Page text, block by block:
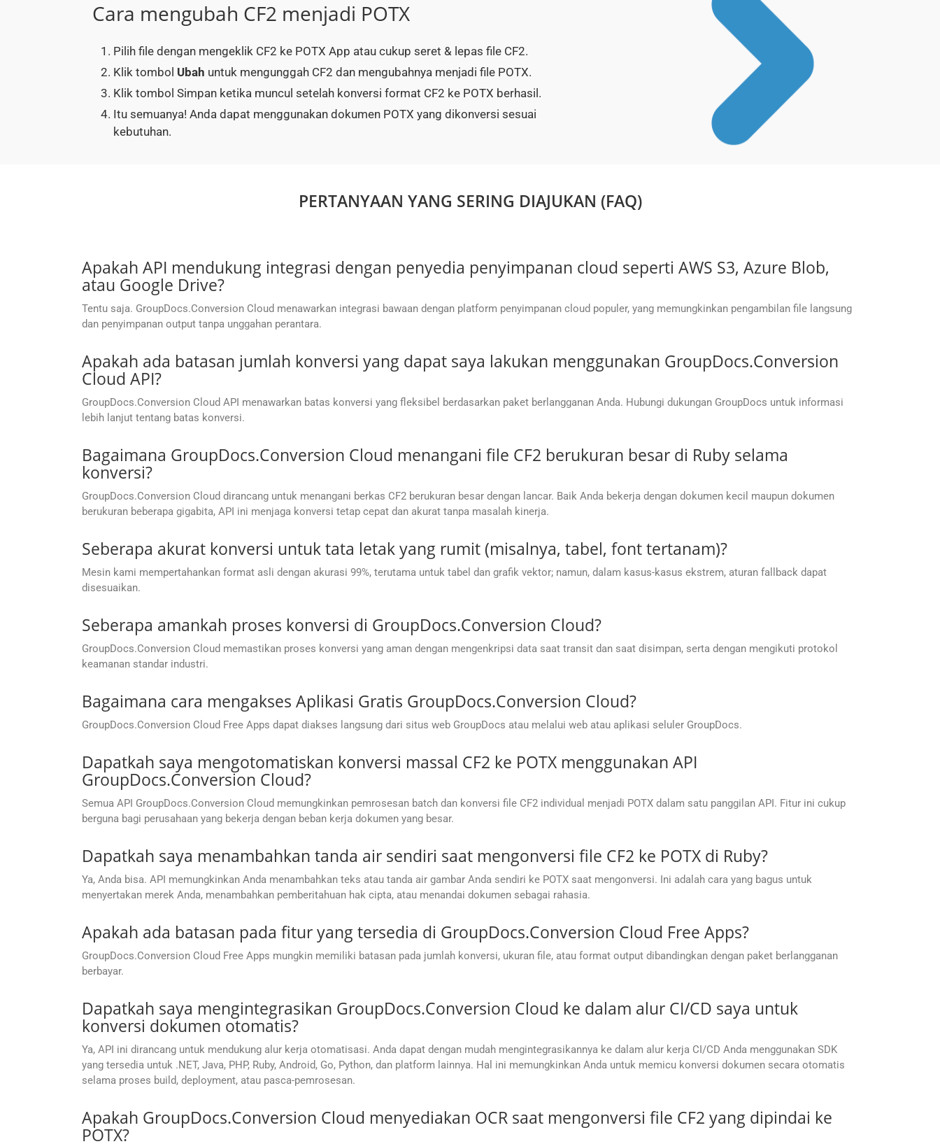
Cara mengubah CF2 menjadi POTX
Pilih file dengan mengeklik CF2 ke POTX App atau cukup seret & lepas file CF2.
Klik tombol Ubah untuk mengunggah CF2 dan mengubahnya menjadi file POTX.
Klik tombol Simpan ketika muncul setelah konversi format CF2 ke POTX berhasil.
Itu semuanya! Anda dapat menggunakan dokumen POTX yang dikonversi sesuai
kebutuhan.
PERTANYAAN YANG SERING DIAJUKAN (FAQ)
Apakah API mendukung integrasi dengan penyedia penyimpanan cloud seperti AWS S3, Azure Blob,
atau Google Drive?
Tentu saja. GroupDocs.Conversion Cloud menawarkan integrasi bawaan dengan platform penyimpanan cloud populer, yang memungkinkan pengambilan file langsung
dan penyimpanan output tanpa unggahan perantara.
Apakah ada batasan jumlah konversi yang dapat saya lakukan menggunakan GroupDocs.Conversion
Cloud API?
GroupDocs.Conversion Cloud API menawarkan batas konversi yang fleksibel berdasarkan paket berlangganan Anda. Hubungi dukungan GroupDocs untuk informasi
lebih lanjut tentang batas konversi.
Bagaimana GroupDocs.Conversion Cloud menangani file CF2 berukuran besar di Ruby selama
konversi?
GroupDocs.Conversion Cloud dirancang untuk menangani berkas CF2 berukuran besar dengan lancar. Baik Anda bekerja dengan dokumen kecil maupun dokumen
berukuran beberapa gigabita, API ini menjaga konversi tetap cepat dan akurat tanpa masalah kinerja.
Seberapa akurat konversi untuk tata letak yang rumit (misalnya, tabel, font tertanam)?
Mesin kami mempertahankan format asli dengan akurasi 99%, terutama untuk tabel dan grafik vektor; namun, dalam kasus-kasus ekstrem, aturan fallback dapat
disesuaikan.
Seberapa amankah proses konversi di GroupDocs.Conversion Cloud?
GroupDocs.Conversion Cloud memastikan proses konversi yang aman dengan mengenkripsi data saat transit dan saat disimpan, serta dengan mengikuti protokol
keamanan standar industri.
Bagaimana cara mengakses Aplikasi Gratis GroupDocs.Conversion Cloud?
GroupDocs.Conversion Cloud Free Apps dapat diakses langsung dari situs web GroupDocs atau melalui web atau aplikasi seluler GroupDocs.
Dapatkah saya mengotomatiskan konversi massal CF2 ke POTX menggunakan API
GroupDocs.Conversion Cloud?
Semua API GroupDocs.Conversion Cloud memungkinkan pemrosesan batch dan konversi file CF2 individual menjadi POTX dalam satu panggilan API. Fitur ini cukup
berguna bagi perusahaan yang bekerja dengan beban kerja dokumen yang besar.
Dapatkah saya menambahkan tanda air sendiri saat mengonversi file CF2 ke POTX di Ruby?
Ya, Anda bisa. API memungkinkan Anda menambahkan teks atau tanda air gambar Anda sendiri ke POTX saat mengonversi. Ini adalah cara yang bagus untuk
menyertakan merek Anda, menambahkan pemberitahuan hak cipta, atau menandai dokumen sebagai rahasia.
Apakah ada batasan pada fitur yang tersedia di GroupDocs.Conversion Cloud Free Apps?
GroupDocs.Conversion Cloud Free Apps mungkin memiliki batasan pada jumlah konversi, ukuran file, atau format output dibandingkan dengan paket berlangganan
berbayar.
Dapatkah saya mengintegrasikan GroupDocs.Conversion Cloud ke dalam alur CI/CD saya untuk
konversi dokumen otomatis?
Ya, API ini dirancang untuk mendukung alur kerja otomatisasi. Anda dapat dengan mudah mengintegrasikannya ke dalam alur kerja CI/CD Anda menggunakan SDK
yang tersedia untuk .NET, Java, PHP, Ruby, Android, Go, Python, dan platform lainnya. Hal ini memungkinkan Anda untuk memicu konversi dokumen secara otomatis
selama proses build, deployment, atau pasca-pemrosesan.
Apakah GroupDocs.Conversion Cloud menyediakan OCR saat mengonversi file CF2 yang dipindai ke
POTX?